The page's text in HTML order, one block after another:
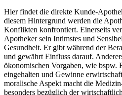
Hier findet die direkte Kunde-
diesem Hintergrund werden die
Konflikten konfrontiert. Einerseits
Apotheker sein Intimstes und
Gesundheit. Er gibt während der
und gewährt Einfluss darauf.
ökonomischen Vorgaben, wie bspw.
eingehalten und Gewinne
moralische Aspekt macht die
besonders bezüglich der